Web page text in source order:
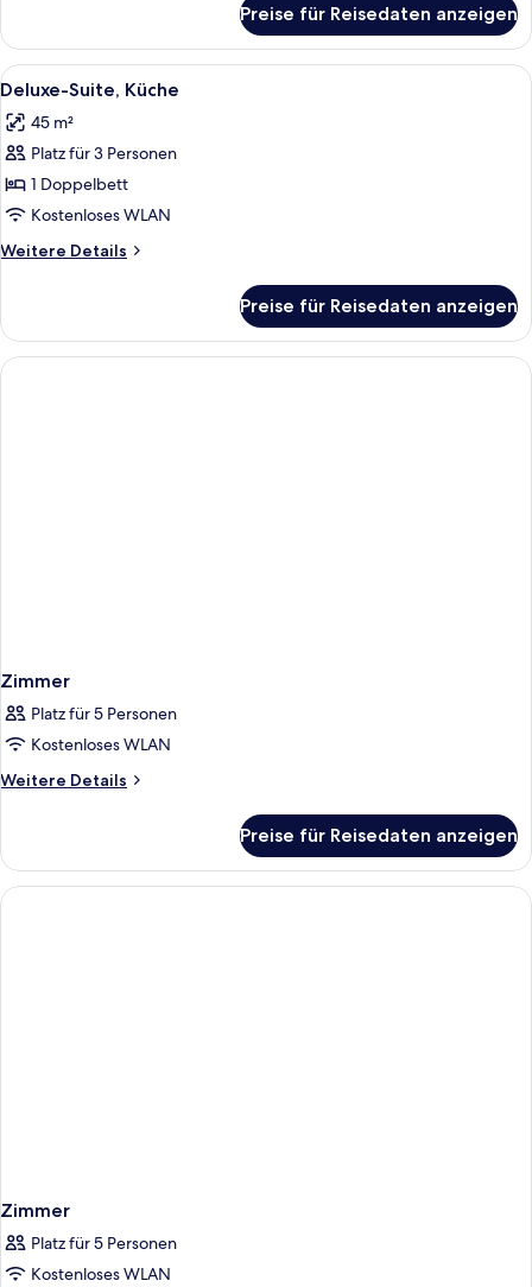
Küche
Preise für Reisedaten anzeigen
Alle
Fotos
für
Deluxe-
Suite,
Küche
anzeigen
Ein modernes Wohnzimmer mit
12
Deluxe-Suite, Küche
45 m²
Platz für 3 Personen
1 Doppelbett
Kostenloses WLAN
Weitere Details
Weitere
Suite,
Küche
Preise für Reisedaten anzeigen
Zimmer
Platz für 5 Personen
Kostenloses WLAN
Weitere Details
Weitere
Preise für Reisedaten anzeigen
Zimmer
Platz für 5 Personen
Kostenloses WLAN